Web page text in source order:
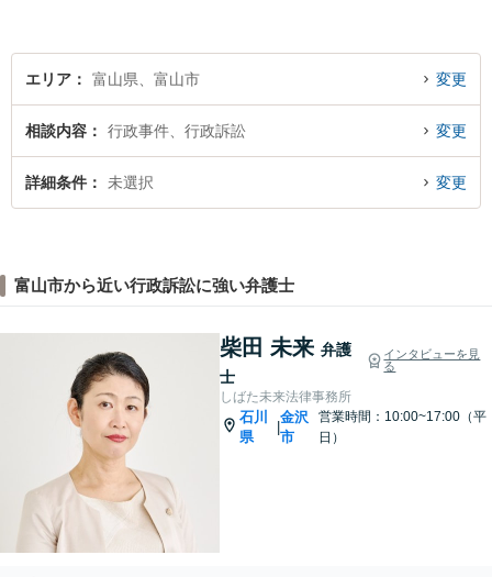
エリア 富山県、富山市 変更
相談内容 行政事件、行政訴訟 変更
詳細条件 未選択 変更
富山市から近い行政訴訟に強い弁護士
柴田 未来 弁護
士
インタビューを見
る
しばた未来法律事務所
石川
県
|
金沢
市
営業時間：10:00~17:00（平
日）